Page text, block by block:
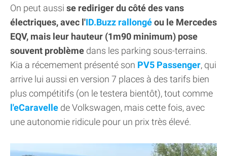
On peut aussi se rediriger du côté des vans
électriques, avec l'ID.Buzz rallongéou le Mercedes
EQV, mais leur hauteur (1m90 minimum) pose
souvent problème dans les parking sous-terrains.
Kia a récemement présenté son PV5 Passenger, qui
arrive lui aussi en version 7 places à des tarifs bien
plus compétitifs (on le testera bientôt), tout comme
l'eCaravelle de Volkswagen, mais cette fois, avec
une autonomie ridicule pour un prix très élevé.